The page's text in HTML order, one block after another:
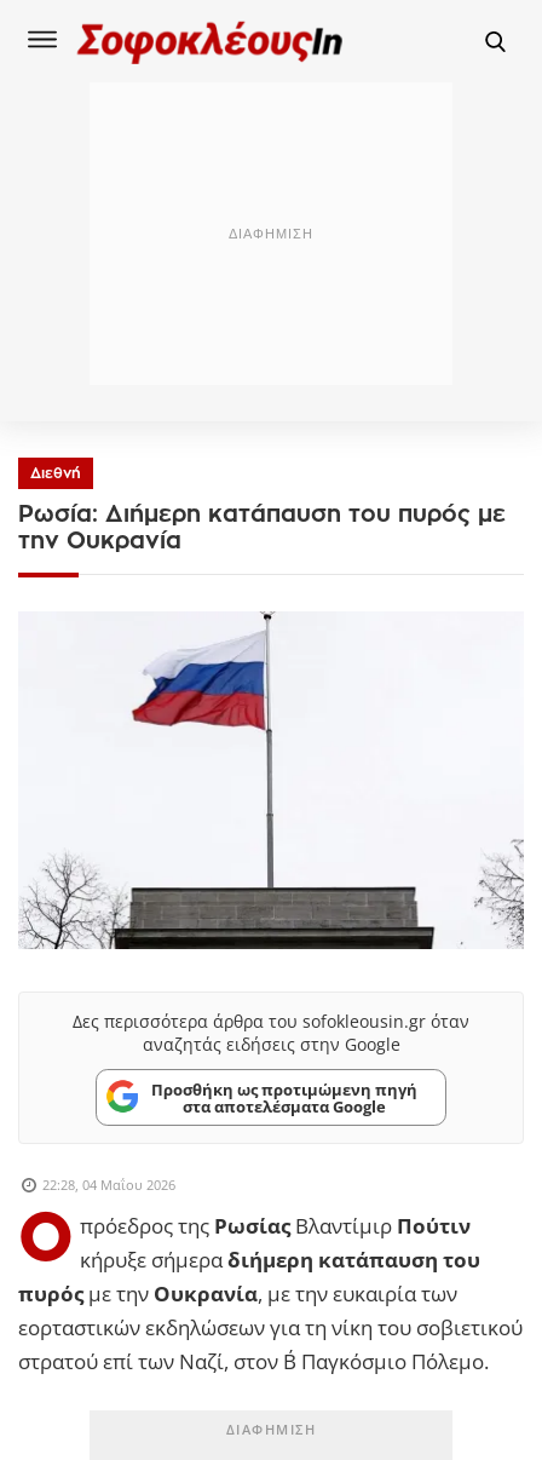
Διεθνή
Ρωσία: Διήμερη κατάπαυση του πυρός με
την Ουκρανία
Δες περισσότερα άρθρα του sofokleousin.gr όταν
αναζητάς ειδήσεις στην Google
Προσθήκη ως προτιμώμενη πηγή
στα αποτελέσματα Google
22:28, 04 Μαΐου 2026
Ο πρόεδρος της ΡωσίαςΒλαντίμιρ Πούτιν
κήρυξε σήμεραδιήμερη κατάπαυση του
πυρόςμε την Ουκρανία, με την ευκαιρία των
εορταστικών εκδηλώσεων για τη νίκη του σοβιετικού
στρατού επί των Ναζί, στον Β΄ Παγκόσμιο Πόλεμο.